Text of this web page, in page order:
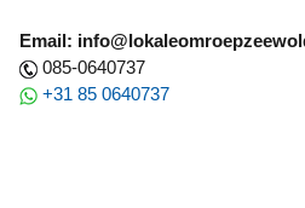
Email:
085-0640737
+31 85 0640737